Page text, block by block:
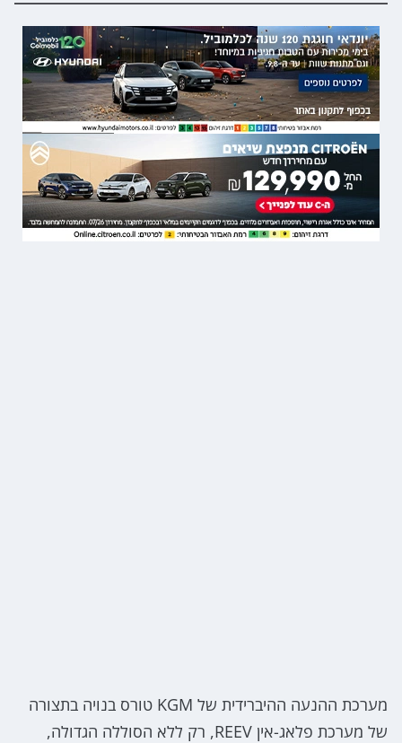
מערכת ההנעה ההיברידית של KGM טורס בנויה בתצורה
של מערכת פלאג-אין REEV, רק ללא הסוללה הגדולה,